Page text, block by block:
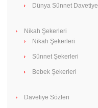
Dünya Sünnet Davetiye
Nikah Şekerleri
Nikah Şekerleri
Sünnet Şekerleri
Bebek Şekerleri
Davetiye Sözleri